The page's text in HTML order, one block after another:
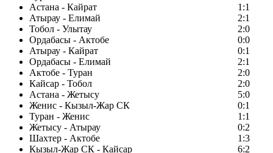
Астана - Кайрат
1:1
Атырау - Елимай
2:1
Тобол - Улытау
2:0
Ордабасы - Актобе
0:0
Атырау - Кайрат
0:1
Ордабасы - Елимай
2:1
Актобе - Туран
2:0
Кайсар - Тобол
2:0
Астана - Жетысу
5:0
Женис - Кызыл-Жар СК
0:1
Туран - Женис
1:1
Жетысу - Атырау
0:2
Шахтер - Актобе
1:3
Кызыл-Жар СК - Кайсар
6:2